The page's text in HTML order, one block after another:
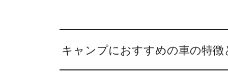
キャンプにおすすめの車の特徴